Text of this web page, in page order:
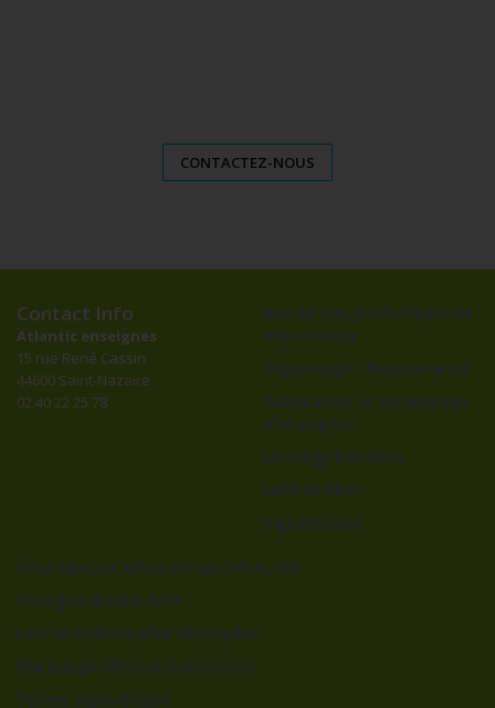
CONTACTEZ-NOUS
Contact Info
Atlantic enseignes
15 rue René Cassin
44600 Saint-Nazaire
02 40 22 25 78
Banderoles publicitaires et
impressions
Dépannage / Maintenance
Fabrication et installation
d’enseignes
Lettrage bandeau
Lettres néon
Signalétique
Éclairage par silhouettage néon, LED
Enseigne double face
Lettres individuelles découpées
Marquage véhicule publicitaire
Totem signalétique